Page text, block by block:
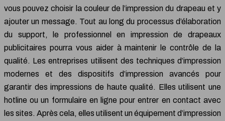
vous pouvez choisir la couleur de l’impression du drapeau et y
ajouter un message. Tout au long du processus d’élaboration
du support, le professionnel en impression de drapeaux
publicitaires pourra vous aider à maintenir le contrôle de la
qualité. Les entreprises utilisent des techniques d’impression
modernes et des dispositifs d’impression avancés pour
garantir des impressions de haute qualité. Elles utilisent une
hotline ou un formulaire en ligne pour entrer en contact avec
les sites. Après cela, elles utilisent un équipement d’impression